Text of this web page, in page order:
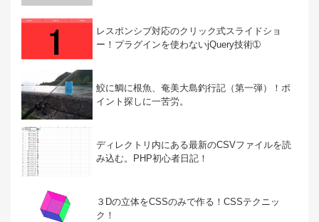
レスポンシブ対応のクリック式スライドショ
ー！プラグインを使わないjQuery技術➀
鮫に鯛に根魚、奄美大島釣行記（第一弾）！ポ
イント探しに一苦労。
ディレクトリ内にある最新のCSVファイルを読
み込む。PHP初心者日記！
３Dの立体をCSSのみで作る！CSSテクニッ
ク！